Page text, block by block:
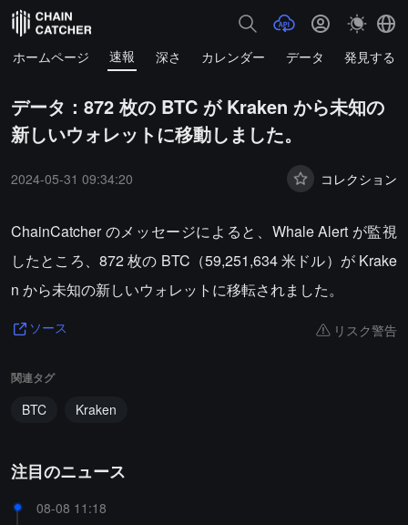
ホームページ 速報 深さ カレンダー データ 発見する
データ：872 枚の BTC が Kraken から未知の
新しいウォレットに移動しました。
2024-05-31 09:34:20 コレクション
ChainCatcher のメッセージによると、Whale Alert が監視
したところ、872 枚の BTC（59,251,634 米ドル）が Krake
n から未知の新しいウォレットに移転されました。
ソース リスク警告
関連タグ
BTC Kraken
注目のニュース
08-08 11:18